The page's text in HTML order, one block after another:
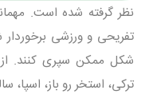
نظر گرفته شده است.
تفریحی و ورزشی
شکل ممکن سپری کنند. از
ترکی، استخر رو باز، اسپا،